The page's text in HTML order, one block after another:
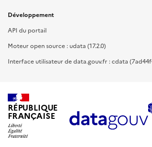
Développement
API du portail
Moteur open source : udata (17.2.0)
Interface utilisateur de data.gouv.fr : cdata
RÉPUBLIQUE
FRANÇAISE